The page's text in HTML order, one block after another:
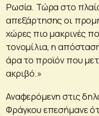
Ρωσία. Τώρα στο
απεξάρτησης οι
χώρες πιο μακρινές
τονομίλια, η
άρα το προϊόν που
ακριβό.»
Αναφερόμενη στις
Φράγκου επεσήμανε